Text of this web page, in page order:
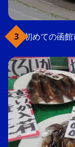
初めての函